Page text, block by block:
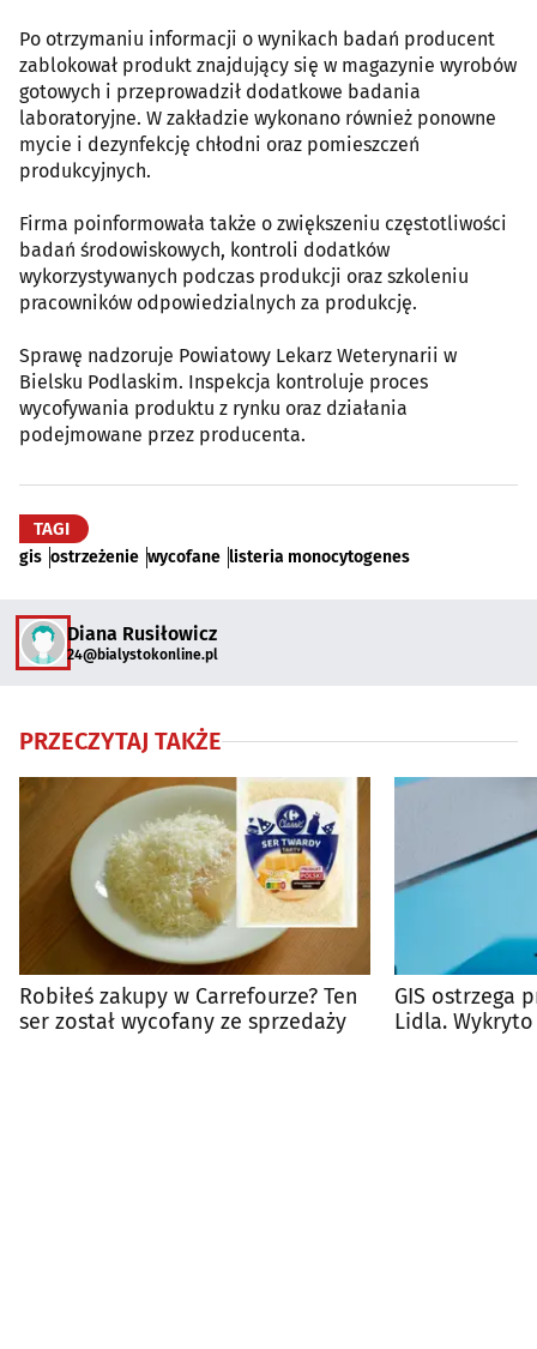
Po otrzymaniu informacji o wynikach badań producent
zablokował produkt znajdujący się w magazynie wyrobów
gotowych i przeprowadził dodatkowe badania
laboratoryjne. W zakładzie wykonano również ponowne
mycie i dezynfekcję chłodni oraz pomieszczeń
produkcyjnych.
Firma poinformowała także o zwiększeniu częstotliwości
badań środowiskowych, kontroli dodatków
wykorzystywanych podczas produkcji oraz szkoleniu
pracowników odpowiedzialnych za produkcję.
Sprawę nadzoruje Powiatowy Lekarz Weterynarii w
Bielsku Podlaskim. Inspekcja kontroluje proces
wycofywania produktu z rynku oraz działania
podejmowane przez producenta.
TAGI
gis ostrzeżenie wycofane listeria monocytogenes
Diana Rusiłowicz
24@bialystokonline.pl
PRZECZYTAJ TAKŻE
Robiłeś zakupy w Carrefourze? Ten
ser został wycofany ze sprzedaży
GIS ostrzega
Lidla.